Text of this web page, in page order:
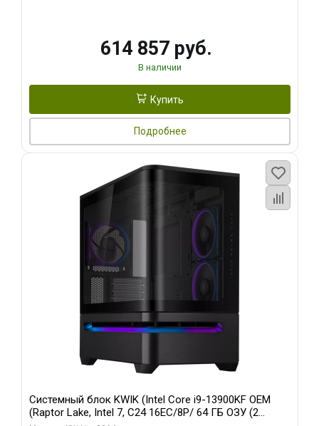
614 857 руб.
В наличии
Купить
Подробнее
Системный блок KWIK (Intel Core i9-13900KF OEM
(Raptor Lake, Intel 7, C24 16EC/8P/ 64 ГБ ОЗУ (2